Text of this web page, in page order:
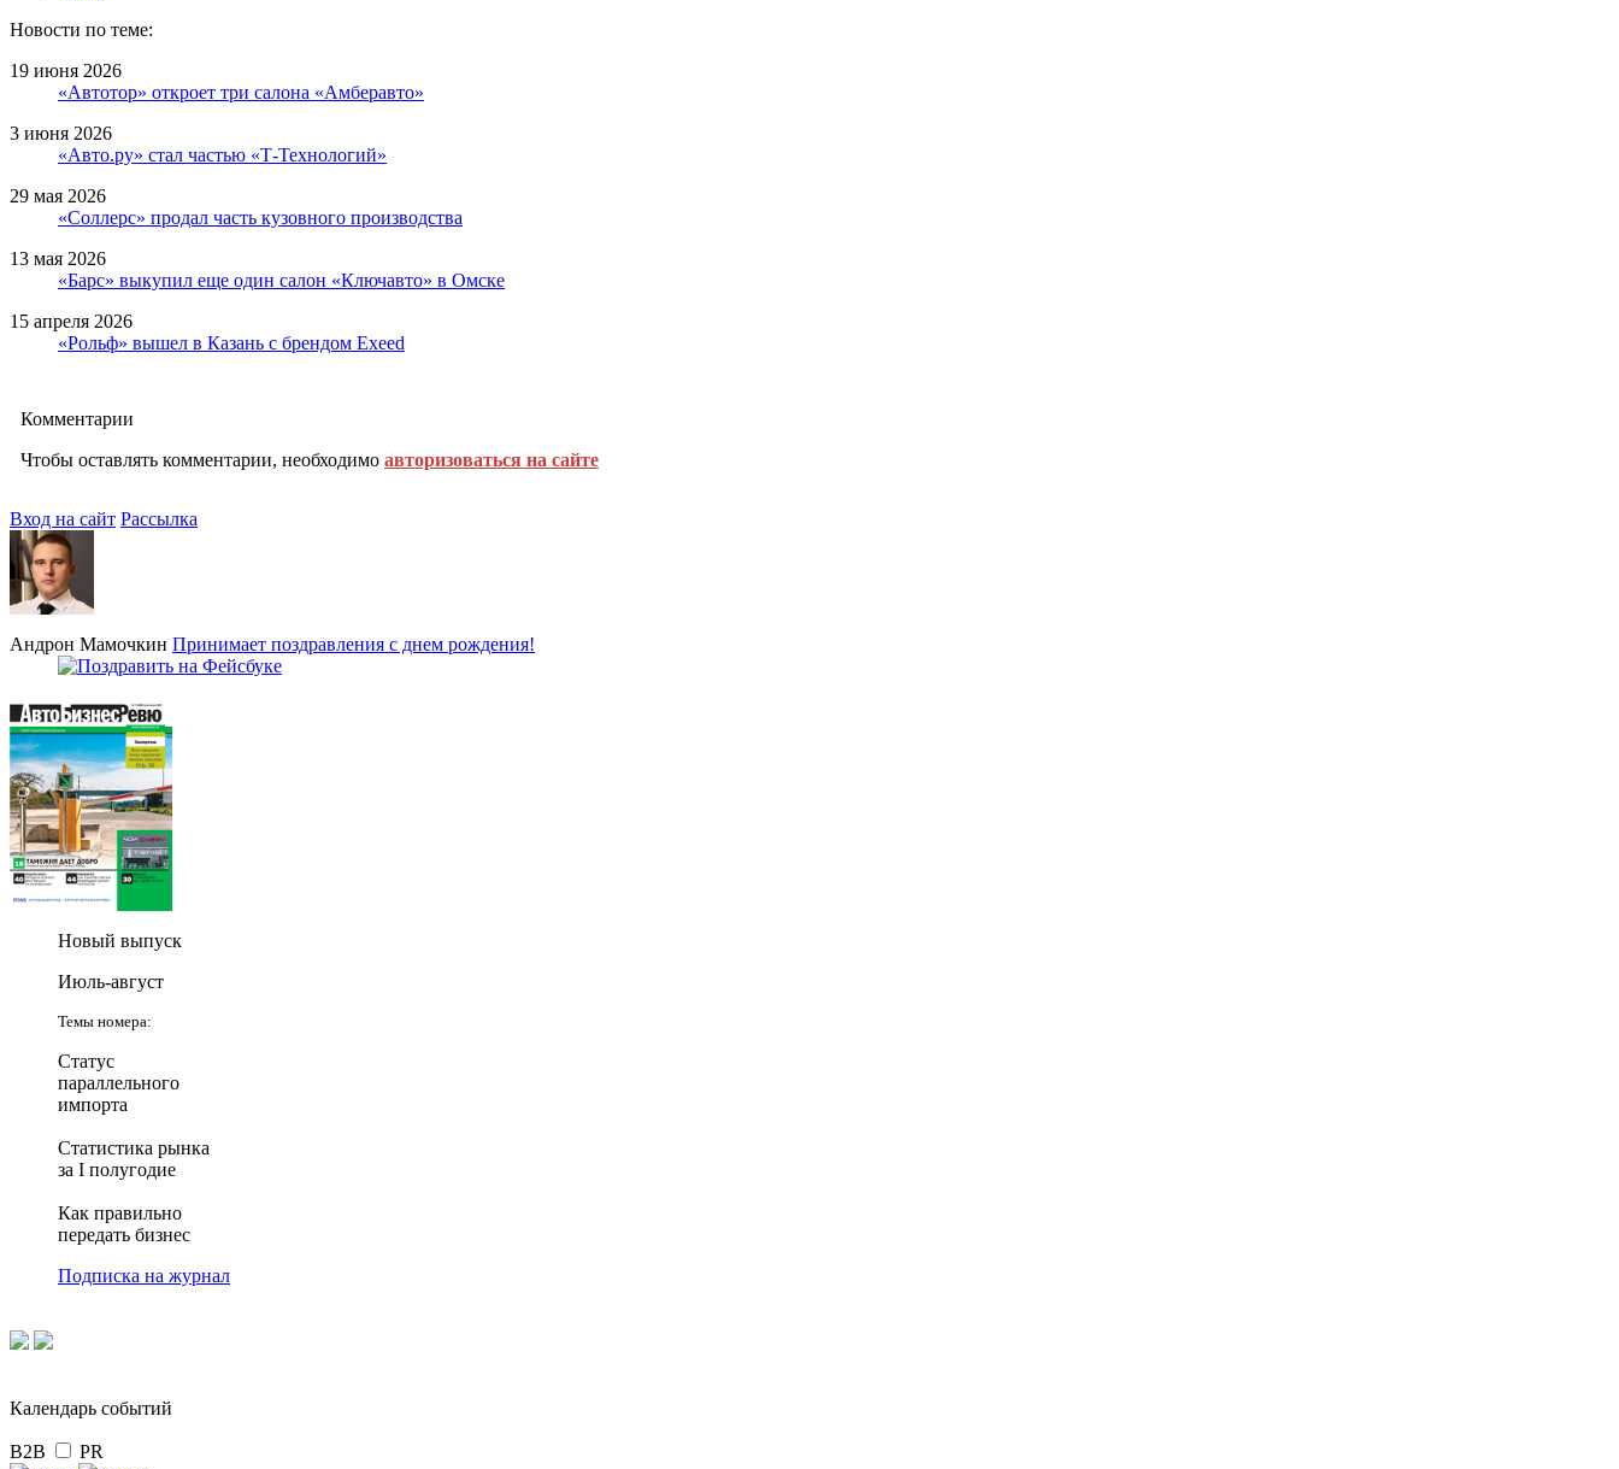
Новости по теме:
19 июня 2026
«Автотор» откроет три салона «Амберавто»
3 июня 2026
«Авто.ру» стал частью «Т-Технологий»
29 мая 2026
«Соллерс» продал часть кузовного производства
13 мая 2026
«Барс» выкупил еще один салон «Ключавто» в Омске
15 апреля 2026
«Рольф» вышел в Казань с брендом Exeed
Комментарии
Чтобы оставлять комментарии, необходимо авторизоваться на сайте
Вход на сайт Рассылка
Андрон Мамочкин Принимает поздравления с днем рождения!
Новый выпуск
Июль-август
Темы номера:
Статус
параллельного
импорта
Статистика рынка
за I полугодие
Как правильно
передать бизнес
Подписка на журнал
Календарь событий
B2B PR